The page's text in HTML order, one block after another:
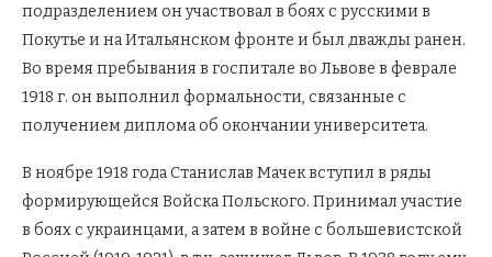
подразделением он участвовал в боях с русскими в
Покутье и на Итальянском фронте и был дважды ранен.
Во время пребывания в госпитале во Львове в феврале
1918 г. он выполнил формальности, связанные с
получением диплома об окончании университета.
В ноябре 1918 года Станислав Мачек вступил в ряды
формирующейся Войска Польского. Принимал участие
в боях с украинцами, а затем в войне с большевистской